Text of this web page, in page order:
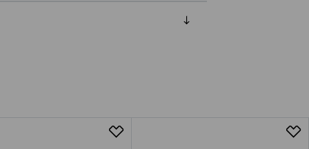
valittuun osoitteeseen.